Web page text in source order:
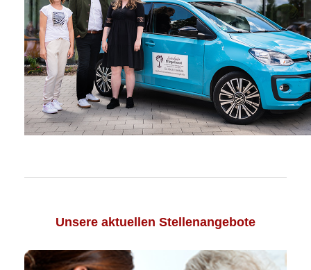
Unsere aktuellen Stellenangebote